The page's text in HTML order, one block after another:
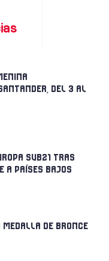
DEL 3 AL
SUB21 TRAS
A PAÍSES BAJOS
DE BRONCE